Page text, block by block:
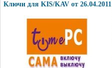
Ключи для KIS/KAV oт 26.04.2011